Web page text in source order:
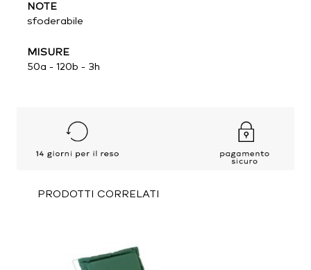
NOTE
sfoderabile
MISURE
50a - 120b - 3h
PRODOTTI CORRELATI